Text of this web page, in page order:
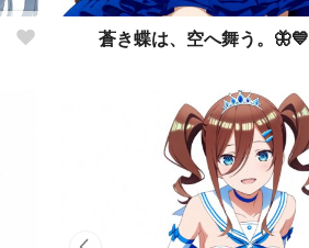
蒼き蝶は、空へ舞う。🦋💙